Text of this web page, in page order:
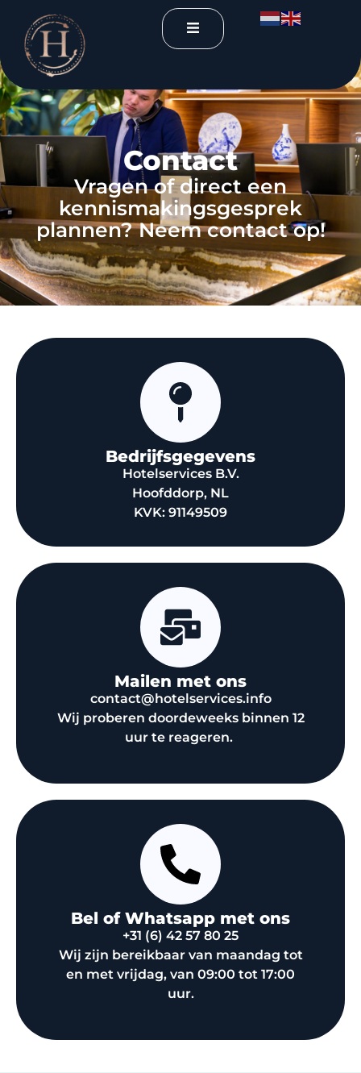
Contact
Vragen of direct een
kennismakingsgesprek
plannen? Neem contact op!
Bedrijfsgegevens
Hotelservices B.V.
Hoofddorp, NL
KVK: 91149509
Mailen met ons
contact@hotelservices.info
Wij proberen doordeweeks binnen 12
uur te reageren.
Bel of Whatsapp met ons
+31 (6) 42 57 80 25
Wij zijn bereikbaar van maandag tot
en met vrijdag, van 09:00 tot 17:00
uur.